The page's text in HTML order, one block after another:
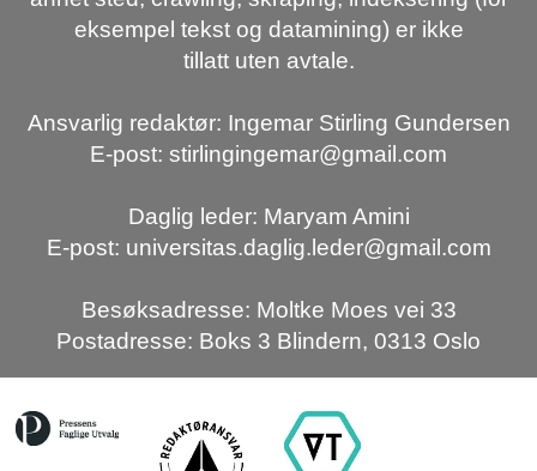
eksempel tekst og datamining) er ikke
tillatt uten avtale.
Ansvarlig redaktør: Ingemar Stirling Gundersen
E-post: stirlingingemar@gmail.com
Daglig leder: Maryam Amini
E-post: universitas.daglig.leder@gmail.com
Besøksadresse: Moltke Moes vei 33
Postadresse: Boks 3 Blindern, 0313 Oslo